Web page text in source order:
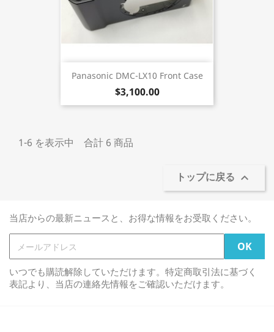
Panasonic DMC-LX10 Front Case
$3,100.00
1-6 を表示中 合計 6 商品
トップに戻る 
当店からの最新ニュースと、お得な情報をお受取ください。
いつでも購読解除していただけます。特定商取引法に基づく
表記より、当店の連絡先情報をご確認いただけます。